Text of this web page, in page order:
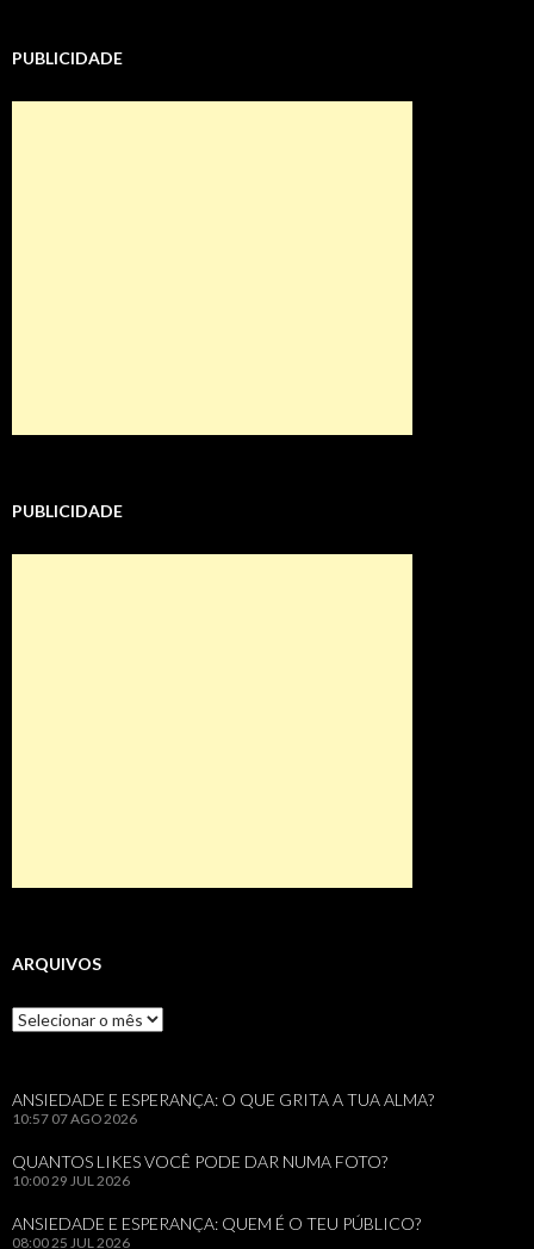
PUBLICIDADE
PUBLICIDADE
ARQUIVOS
Arquivos
ANSIEDADE E ESPERANÇA: O QUE GRITA A TUA ALMA?
10:57 07 AGO 2026
QUANTOS LIKES VOCÊ PODE DAR NUMA FOTO?
10:00 29 JUL 2026
ANSIEDADE E ESPERANÇA: QUEM É O TEU PÚBLICO?
08:00 25 JUL 2026